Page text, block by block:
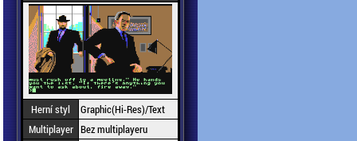
Herní styl
Graphic(Hi-Res)/Text
Multiplayer Bez multiplayeru